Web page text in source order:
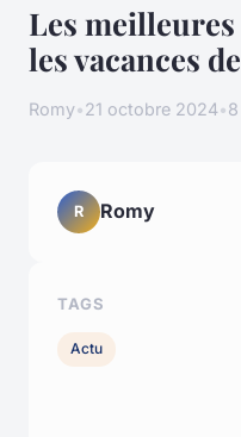
Les
les vacances
Romy•21 octobre 2024•
R Romy
TAGS
Actu